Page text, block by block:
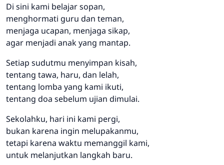
Di sini kami belajar sopan,
menghormati guru dan teman,
menjaga ucapan, menjaga sikap,
agar menjadi anak yang mantap.
Setiap sudutmu menyimpan kisah,
tentang tawa, haru, dan lelah,
tentang lomba yang kami ikuti,
tentang doa sebelum ujian dimulai.
Sekolahku, hari ini kami pergi,
bukan karena ingin melupakanmu,
tetapi karena waktu memanggil kami,
untuk melanjutkan langkah baru.